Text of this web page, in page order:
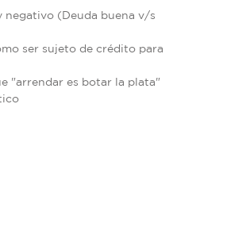
(Deuda buena v/s
ser sujeto de crédito para
"arrendar es botar la plata"